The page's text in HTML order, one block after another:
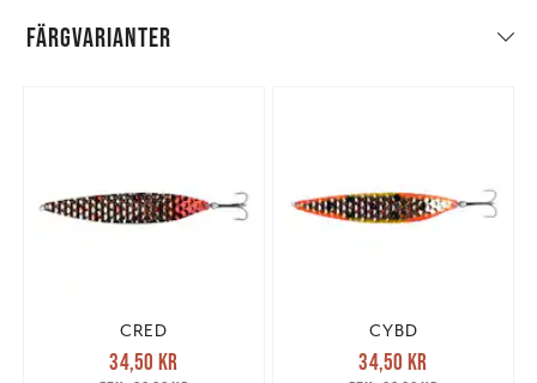
FÄRGVARIANTER
CRED
Nuvarande pris
34,50 krTidigare pris
34,50 kr
CYBD
Nuvarande pris
34,50 krTidigare pris
34,50 kr